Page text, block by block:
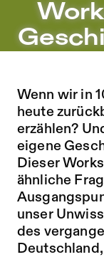
Zu Programm
Zu Aktuelles
Workshop:
Wenn wir in
heute
erzählen?
eigene
Dieser
ähnliche
unser
des